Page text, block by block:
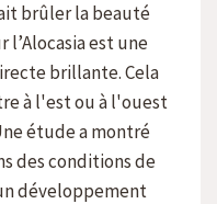
brûler la beauté
l’Alocasia est une
brillante. Cela
à l'est ou à l'ouest
étude a montré
des conditions de
développement